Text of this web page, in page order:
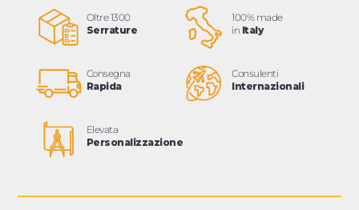
Oltre 1300
Serrature
100% made
in Italy
Consegna
Rapida
Consulenti
Internazionali
Elevata
Personalizzazione